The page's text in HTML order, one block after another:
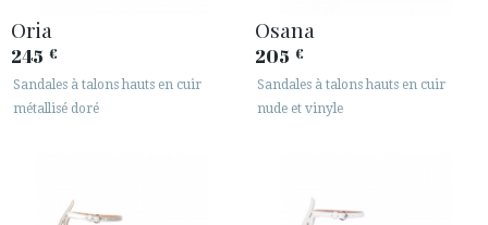
Oria
245 €
Sandales à talons hauts en cuir
métallisé doré
Osana
205 €
Sandales à talons hauts en cuir
nude et vinyle